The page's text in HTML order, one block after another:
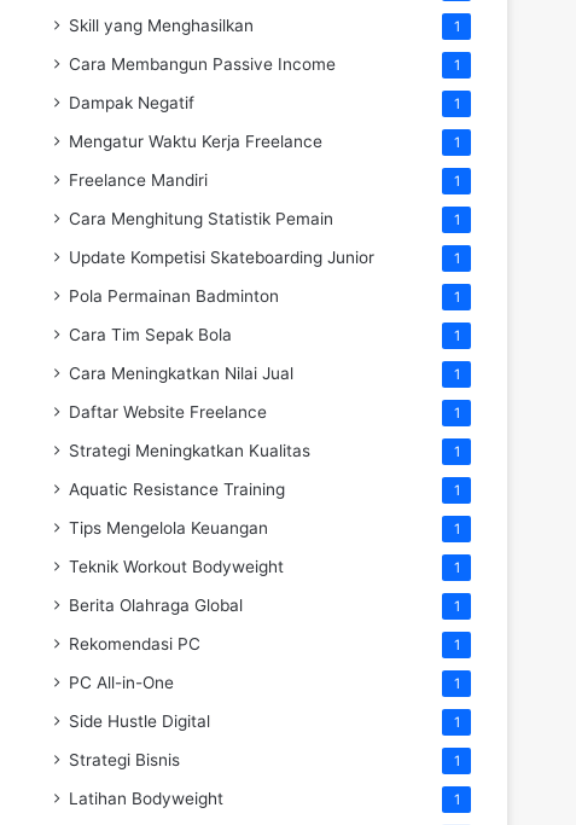
Skill yang Menghasilkan 1
Cara Membangun Passive Income 1
Dampak Negatif 1
Mengatur Waktu Kerja Freelance 1
Freelance Mandiri 1
Cara Menghitung Statistik Pemain 1
Update Kompetisi Skateboarding Junior 1
Pola Permainan Badminton 1
Cara Tim Sepak Bola 1
Cara Meningkatkan Nilai Jual 1
Daftar Website Freelance 1
Strategi Meningkatkan Kualitas 1
Aquatic Resistance Training 1
Tips Mengelola Keuangan 1
Teknik Workout Bodyweight 1
Berita Olahraga Global 1
Rekomendasi PC 1
PC All-in-One 1
Side Hustle Digital 1
Strategi Bisnis 1
Latihan Bodyweight 1